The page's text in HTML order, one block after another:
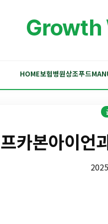
Growth
HOME보험병원상조푸드
카본아이언